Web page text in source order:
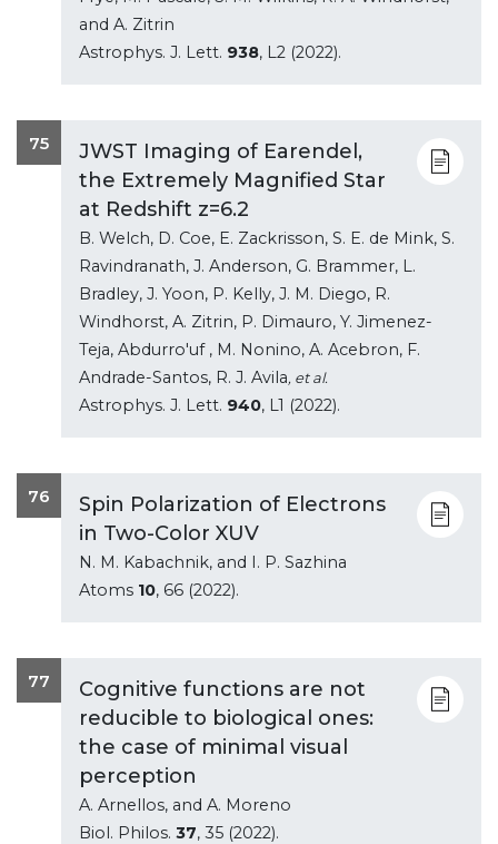
and A. Zitrin
Astrophys. J. Lett. 938, L2 (2022).
75
JWST Imaging of Earendel,
the Extremely Magnified Star
at Redshift z=6.2
B. Welch, D. Coe, E. Zackrisson, S. E. de Mink, S.
Ravindranath, J. Anderson, G. Brammer, L.
Bradley, J. Yoon, P. Kelly, J. M. Diego, R.
Windhorst, A. Zitrin, P. Dimauro, Y. Jimenez-
Teja, Abdurro'uf , M. Nonino, A. Acebron, F.
Andrade-Santos, R. J. Avila, et al.
Astrophys. J. Lett. 940, L1 (2022).
76
Spin Polarization of Electrons
in Two-Color XUV
N. M. Kabachnik, and I. P. Sazhina
Atoms 10, 66 (2022).
77
Cognitive functions are not
reducible to biological ones:
the case of minimal visual
perception
A. Arnellos, and A. Moreno
Biol. Philos. 37, 35 (2022).